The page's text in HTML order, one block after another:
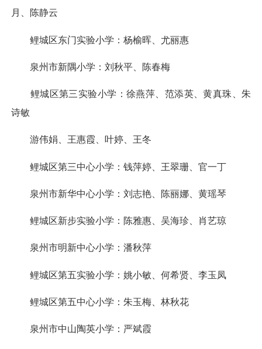
月、陈静云
鲤城区东门实验小学：杨榆晖、尤丽惠
泉州市新隅小学：刘秋平、陈春梅
鲤城区第三实验小学：徐燕萍、范添英、黄真珠、朱
诗敏
游伟娟、王惠霞、叶婷、王冬
鲤城区第三中心小学：钱萍婷、王翠珊、官一丁
泉州市新华中心小学：刘志艳、陈丽娜、黄瑶琴
鲤城区新步实验小学：陈雅惠、吴海珍、肖艺琼
泉州市明新中心小学：潘秋萍
鲤城区第五实验小学：姚小敏、何希贤、李玉凤
鲤城区第五中心小学：朱玉梅、林秋花
泉州市中山陶英小学：严斌霞